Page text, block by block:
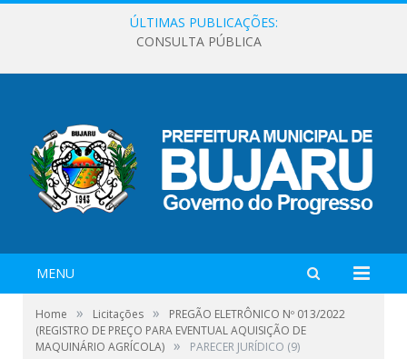
ÚLTIMAS PUBLICAÇÕES:
CONSULTA PÚBLICA
MENU
Home » Licitações »
PREGÃO ELETRÔNICO Nº 013/2022
(REGISTRO DE PREÇO PARA EVENTUAL AQUISIÇÃO DE
MAQUINÁRIO AGRÍCOLA) » PARECER JURÍDICO (9)